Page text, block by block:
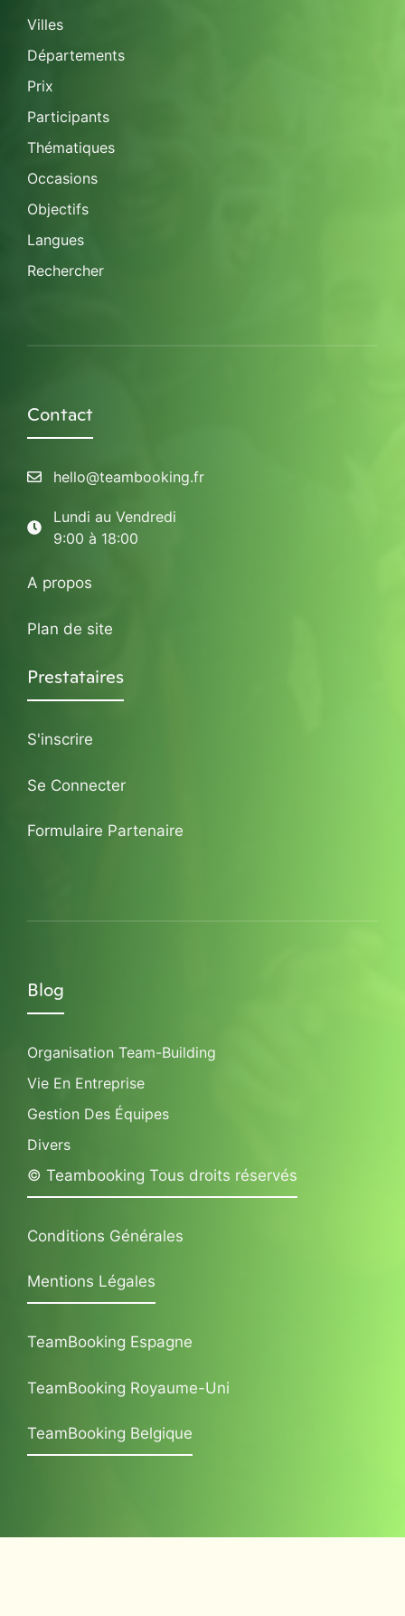
Villes
Départements
Prix
Participants
Thématiques
Occasions
Objectifs
Langues
Rechercher
Contact
hello@teambooking.fr
Lundi au Vendredi
9:00 à 18:00
A propos
Plan de site
Prestataires
S'inscrire
Se Connecter
Formulaire Partenaire
Blog
Organisation Team-Building
Vie En Entreprise
Gestion Des Équipes
Divers
© Teambooking Tous droits réservés
Conditions Générales
Mentions Légales
TeamBooking Espagne
TeamBooking Royaume-Uni
TeamBooking Belgique